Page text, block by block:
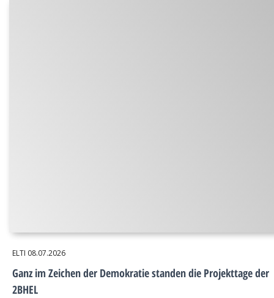
ELTI 08.07.2026
Ganz im Zeichen der Demokratie standen die Projekttage der
2BHEL